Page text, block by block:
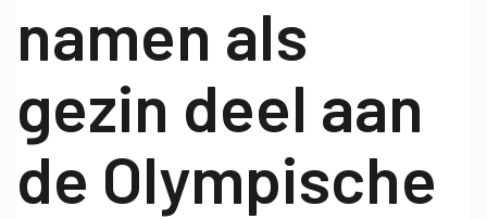
namen als
gezin deel aan
de Olympische